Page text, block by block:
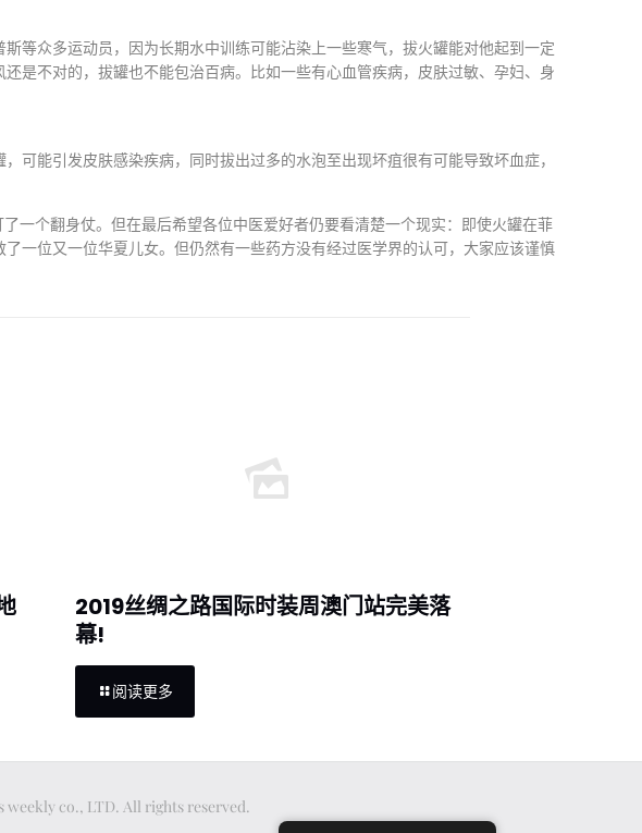
等众多运动员，因为长期水中训练可能沾染上一些寒气，拔火罐能对他起到一定
是不对的，拔罐也不能包治百病。比如一些有心血管疾病，皮肤过敏、孕妇、身
可能引发皮肤感染疾病，同时拔出过多的水泡至出现坏疽很有可能导致坏血症，
一个翻身仗。但在最后希望各位中医爱好者仍要看清楚一个现实：即使火罐在菲
一位又一位华夏儿女。但仍然有一些药方没有经过医学界的认可，大家应该谨慎
2019丝绸之路国际时装周澳门站完美落
幕!
阅读更多
co., LTD. All rights reserved.